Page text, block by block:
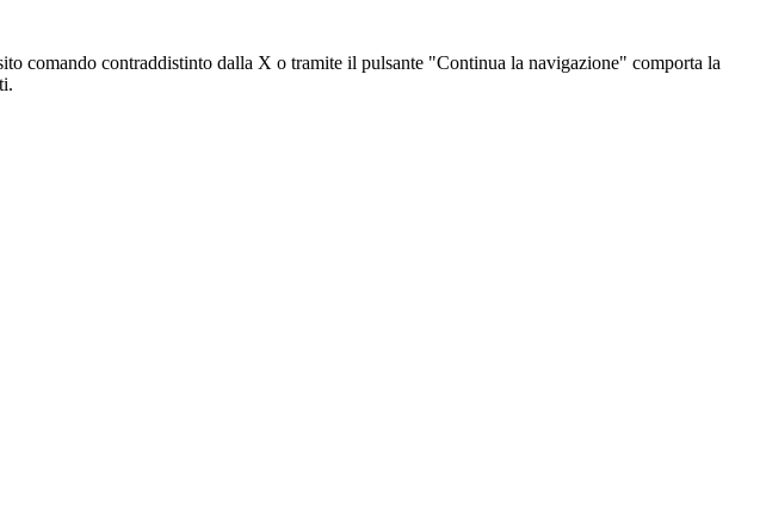
comando contraddistinto dalla X o tramite il pulsante "Continua la navigazione" comporta la